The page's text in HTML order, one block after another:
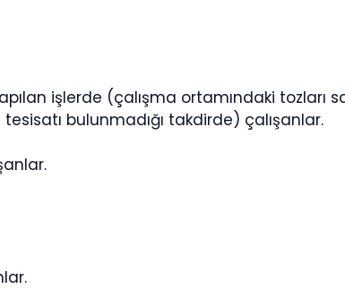
işlerde (çalışma ortamındaki tozları
bulunmadığı takdirde) çalışanlar.